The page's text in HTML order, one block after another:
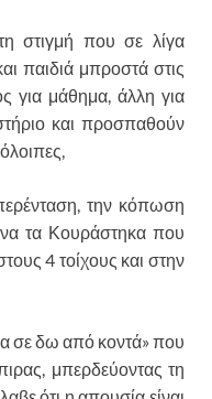
στιγμή που σε λίγα
παιδιά μπροστά στις
για μάθημα, άλλη για
και προσπαθούν
την κόπωση
τα Κουράστηκα που
4 τοίχους και στην
σε δω από κοντά» που
μπερδεύοντας τη